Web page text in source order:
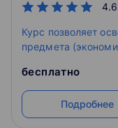
4.6
Курс позволяет
предмета
бесплатно
Подробнее